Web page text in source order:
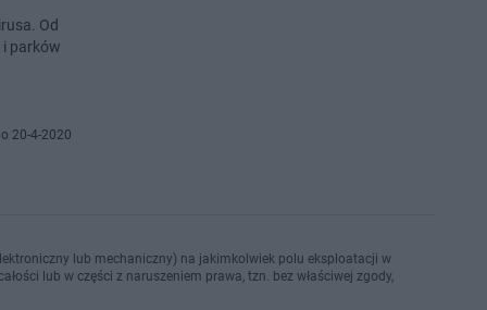
Od
i parków
20-4-2020
lub mechaniczny) na jakimkolwiek polu eksploatacji w
lub w części z naruszeniem prawa, tzn. bez właściwej zgody,